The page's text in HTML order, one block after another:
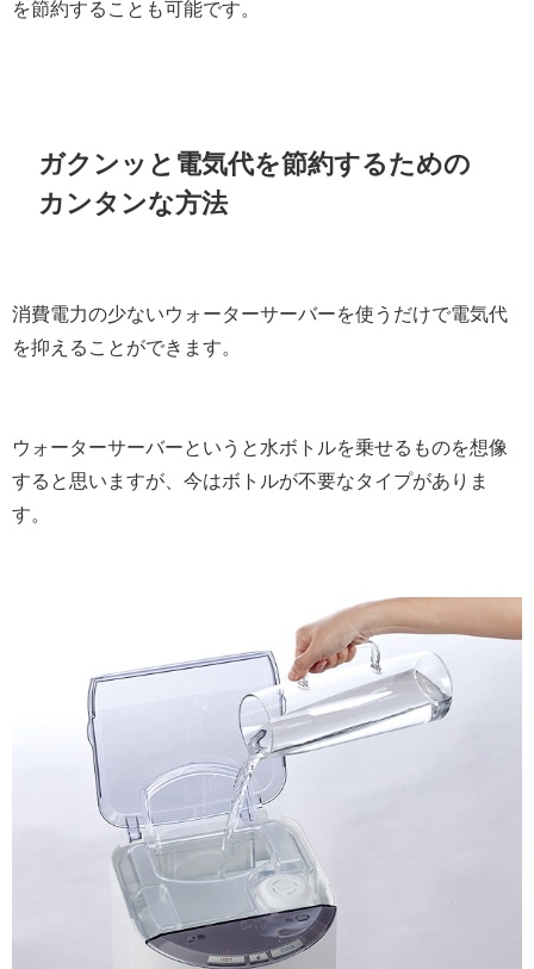
を節約することも可能です。
ガクンッと電気代を節約するための
カンタンな方法
消費電力の少ないウォーターサーバーを使うだけで電気代
を抑えることができます。
ウォーターサーバーというと水ボトルを乗せるものを想像
すると思いますが、今はボトルが不要なタイプがありま
す。